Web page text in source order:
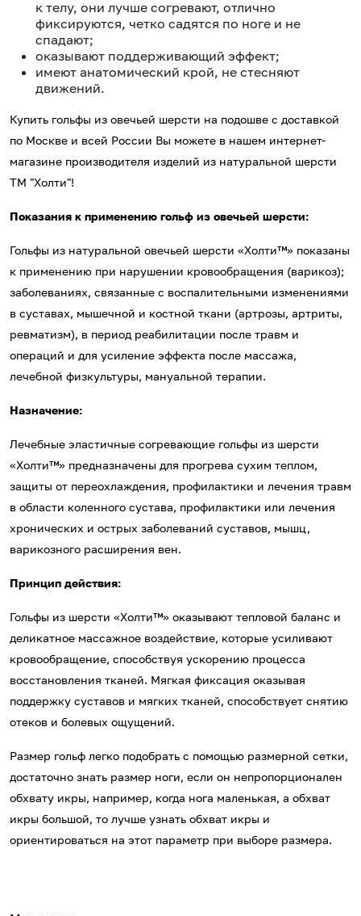
к телу, они лучше согревают, отлично
фиксируются, четко садятся по ноге и не
спадают;
оказывают поддерживающий эффект;
имеют анатомический крой, не стесняют
движений.
Купить гольфы из овечьей шерсти на подошве с доставкой
по Москве и всей России Вы можете в нашем интернет-
магазине производителя изделий из натуральной шерсти
ТМ "Холти"!
Показания к применению гольф из овечьей шерсти:
Гольфы из натуральной овечьей шерсти «Холти™» показаны
к применению при нарушении кровообращения (варикоз);
заболеваниях, связанные с воспалительными изменениями
в суставах, мышечной и костной ткани (артрозы, артриты,
ревматизм), в период реабилитации после травм и
операций и для усиление эффекта после массажа,
лечебной физкультуры, мануальной терапии.
Назначение:
Лечебные эластичные согревающие гольфы из шерсти
«Холти™» предназначены для прогрева сухим теплом,
защиты от переохлаждения, профилактики и лечения травм
в области коленного сустава, профилактики или лечения
хронических и острых заболеваний суставов, мышц,
варикозного расширения вен.
Принцип действия:
Гольфы из шерсти «Холти™» оказывают тепловой баланс и
деликатное массажное воздействие, которые усиливают
кровообращение, способствуя ускорению процесса
восстановления тканей. Мягкая фиксация оказывая
поддержку суставов и мягких тканей, способствует снятию
отеков и болевых ощущений.
Размер гольф легко подобрать с помощью размерной сетки,
достаточно знать размер ноги, если он непропорционален
обхвату икры, например, когда нога маленькая, а обхват
икры большой, то лучше узнать обхват икры и
ориентироваться на этот параметр при выборе размера.